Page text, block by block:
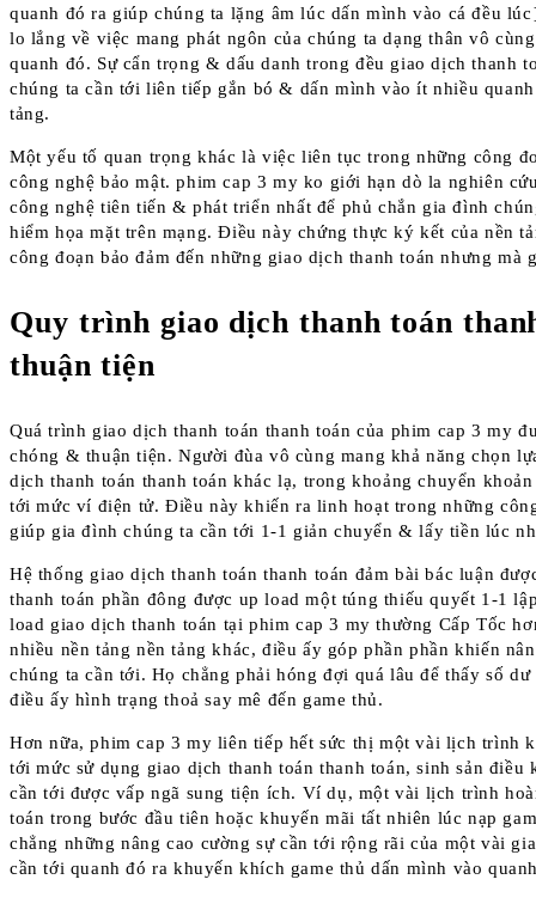
quanh đó ra giúp chúng ta lặng âm lúc dấn mình vào cá đều
lo lắng về việc mang phát ngôn của chúng ta dạng thân vô
quanh đó. Sự cẩn trọng & dấu danh trong đều giao dịch thanh
chúng ta cần tới liên tiếp gắn bó & dấn mình vào ít nhiều
tảng.
Một yếu tố quan trọng khác là việc liên tục trong những công
công nghệ bảo mật. phim cap 3 my ko giới hạn dò la nghiên
công nghệ tiên tiến & phát triển nhất để phủ chắn gia đình
hiểm họa mặt trên mạng. Điều này chứng thực ký kết của nền
công đoạn bảo đảm đến những giao dịch thanh toán nhưng mà
Quy trình giao dịch thanh toán
thuận tiện
Quá trình giao dịch thanh toán thanh toán của phim cap 3 my
chóng & thuận tiện. Người đùa vô cùng mang khả năng chọn
dịch thanh toán thanh toán khác lạ, trong khoảng chuyển
tới mức ví điện tử. Điều này khiến ra linh hoạt trong những
giúp gia đình chúng ta cần tới 1-1 giản chuyển & lấy tiền lúc
Hệ thống giao dịch thanh toán thanh toán đảm bài bác luận
thanh toán phần đông được up load một túng thiếu quyết 1-1
load giao dịch thanh toán tại phim cap 3 my thường Cấp Tốc
nhiều nền tảng nền tảng khác, điều ấy góp phần phần khiến
chúng ta cần tới. Họ chẳng phải hóng đợi quá lâu để thấy số
điều ấy hình trạng thoả say mê đến game thủ.
Hơn nữa, phim cap 3 my liên tiếp hết sức thị một vài lịch trình
tới mức sử dụng giao dịch thanh toán thanh toán, sinh sản điều
cần tới được vấp ngã sung tiện ích. Ví dụ, một vài lịch trình
toán trong bước đầu tiên hoặc khuyến mãi tất nhiên lúc nạp
chẳng những nâng cao cường sự cần tới rộng rãi của một vài
cần tới quanh đó ra khuyến khích game thủ dấn mình vào